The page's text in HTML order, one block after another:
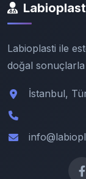
Labioplasti ile
doğal
İstanbul,